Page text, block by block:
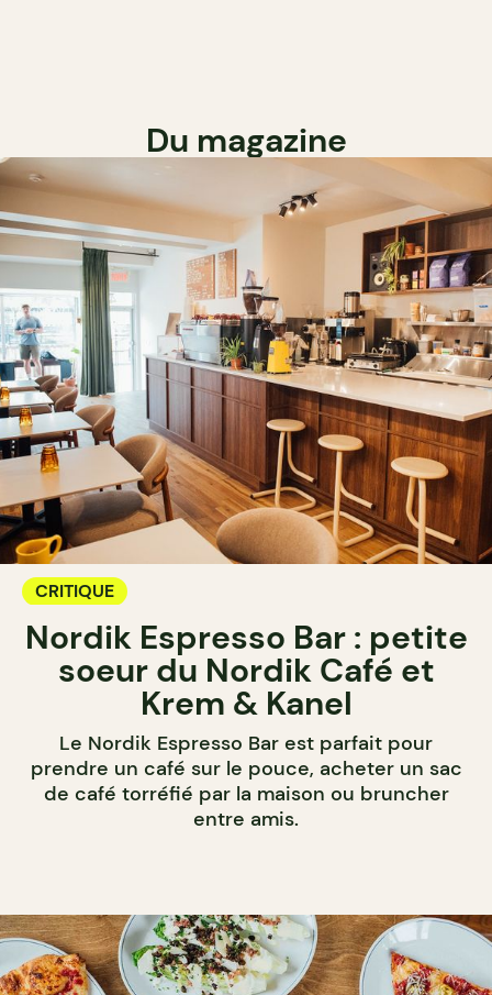
Du magazine
CRITIQUE
Nordik Espresso Bar : petite
soeur du Nordik Café et
Krem & Kanel
Le Nordik Espresso Bar est parfait pour
prendre un café sur le pouce, acheter un sac
de café torréfié par la maison ou bruncher
entre amis.